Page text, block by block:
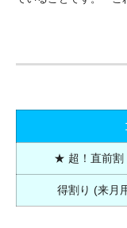
★ 超！直前
得割り (来月